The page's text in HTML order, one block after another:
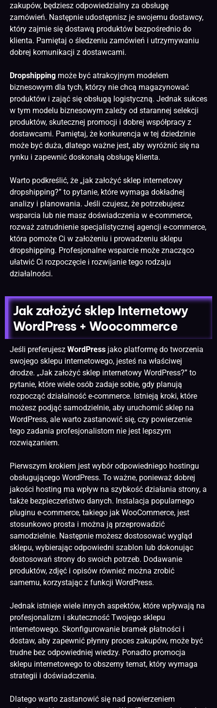
zakupów, będziesz odpowiedzialny za obsługę
zamówień. Następnie udostępnisz je swojemu dostawcy,
który zajmie się dostawą produktów bezpośrednio do
klienta. Pamiętaj o śledzeniu zamówień i utrzymywaniu
dobrej komunikacji z dostawcami.
Dropshipping może być atrakcyjnym modelem
biznesowym dla tych, którzy nie chcą magazynować
produktów i zająć się obsługą logistyczną. Jednak sukces
w tym modelu biznesowym zależy od starannej selekcji
produktów, skutecznej promocji i dobrej współpracy z
dostawcami. Pamiętaj, że konkurencja w tej dziedzinie
może być duża, dlatego ważne jest, aby wyróżnić się na
rynku i zapewnić doskonałą obsługę klienta.
Warto podkreślić, że „jak założyć sklep internetowy
dropshipping?” to pytanie, które wymaga dokładnej
analizy i planowania. Jeśli czujesz, że potrzebujesz
wsparcia lub nie masz doświadczenia w e-commerce,
rozważ zatrudnienie specjalistycznej agencji e-commerce,
która pomoże Ci w założeniu i prowadzeniu sklepu
dropshipping. Profesjonalne wsparcie może znacząco
ułatwić Ci rozpoczęcie i rozwijanie tego rodzaju
działalności.
Jak założyć sklep Internetowy
WordPress + Woocommerce
Jeśli preferujesz WordPress jako platformę do tworzenia
swojego sklepu internetowego, jesteś na właściwej
drodze. „Jak założyć sklep internetowy WordPress?” to
pytanie, które wiele osób zadaje sobie, gdy planują
rozpocząć działalność e-commerce. Istnieją kroki, które
możesz podjąć samodzielnie, aby uruchomić sklep na
WordPress, ale warto zastanowić się, czy powierzenie
tego zadania profesjonalistom nie jest lepszym
rozwiązaniem.
Pierwszym krokiem jest wybór odpowiedniego hostingu
obsługującego WordPress. To ważne, ponieważ dobrej
jakości hosting ma wpływ na szybkość działania strony, a
także bezpieczeństwo danych. Instalacja popularnego
pluginu e-commerce, takiego jak WooCommerce, jest
stosunkowo prosta i można ją przeprowadzić
samodzielnie. Następnie możesz dostosować wygląd
sklepu, wybierając odpowiedni szablon lub dokonując
dostosowań strony do swoich potrzeb. Dodawanie
produktów, zdjęć i opisów również można zrobić
samemu, korzystając z funkcji WordPress.
Jednak istnieje wiele innych aspektów, które wpływają na
profesjonalizm i skuteczność Twojego sklepu
internetowego. Skonfigurowanie bramek płatności i
dostaw, aby zapewnić płynny proces zakupów, może być
trudne bez odpowiedniej wiedzy. Ponadto promocja
sklepu internetowego to obszerny temat, który wymaga
strategii i doświadczenia.
Dlatego warto zastanowić się nad powierzeniem